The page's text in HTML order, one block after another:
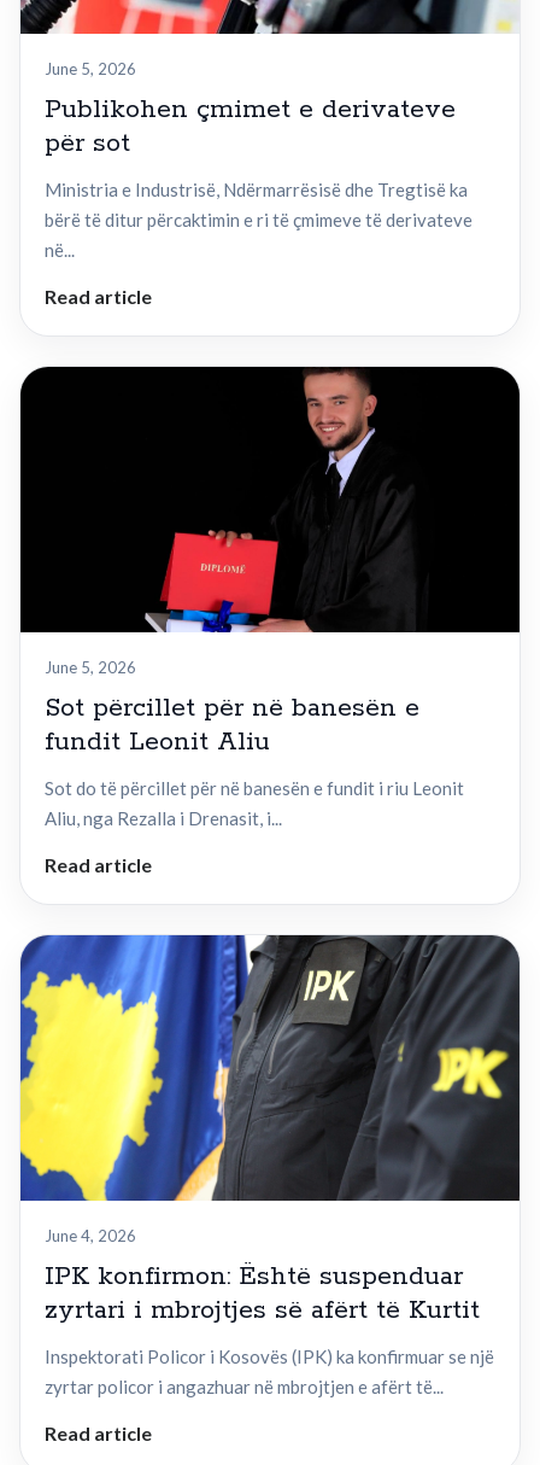
June 5, 2026
Publikohen çmimet e derivateve
për sot
Ministria e Industrisë, Ndërmarrësisë dhe Tregtisë ka
bërë të ditur përcaktimin e ri të çmimeve të derivateve
në...
Read article
June 5, 2026
Sot përcillet për në banesën e
fundit Leonit Aliu
Sot do të përcillet për në banesën e fundit i riu Leonit
Aliu, nga Rezalla i Drenasit, i...
Read article
June 4, 2026
IPK konfirmon: Është suspenduar
zyrtari i mbrojtjes së afërt të Kurtit
Inspektorati Policor i Kosovës (IPK) ka konfirmuar se një
zyrtar policor i angazhuar në mbrojtjen e afërt të...
Read article